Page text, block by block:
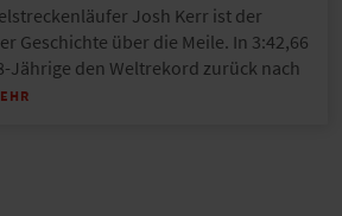
Josh Kerr ist der
Geschichte über die Meile. In 3:42,66
Jährige den Weltrekord zurück nach